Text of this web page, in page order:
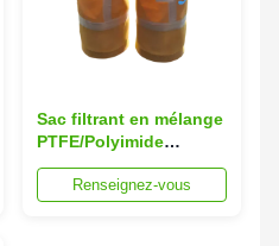
Sac filtrant en mélange
PTFE/Polyimide
résistant à l'abrasion
pour service continu à
Renseignez-vous